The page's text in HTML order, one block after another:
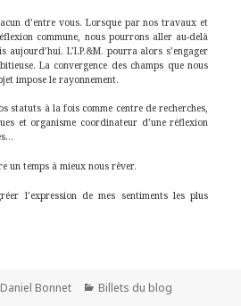
d’entre vous. Lorsque par nos travaux et
commune, nous pourrons aller au-delà
aujourd’hui. L’I.P.&M. pourra alors s’engager
La convergence des champs que nous
impose le rayonnement.
statuts à la fois comme centre de recherches,
et organisme coordinateur d’une réflexion
un temps à mieux nous rêver.
l’expression de mes sentiments les plus
Auteur
Daniel Bonnet Catégories
Billets du blog